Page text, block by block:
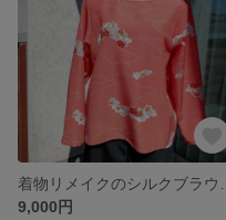
9,000円